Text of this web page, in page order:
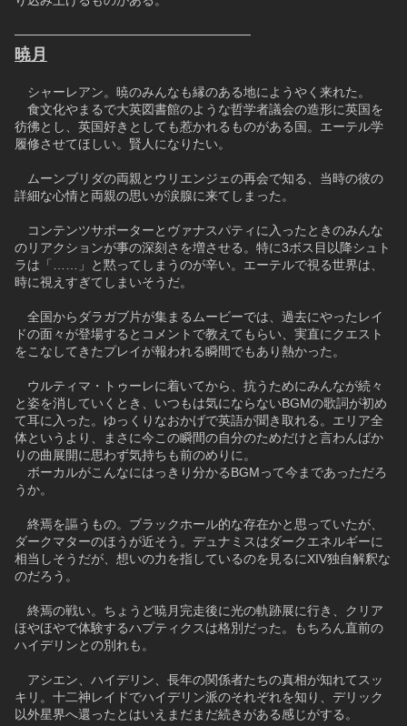
──────────────────────────
暁月
シャーレアン。暁のみんなも縁のある地にようやく来れた。
食文化やまるで大英図書館のような哲学者議会の造形に英国を
彷彿とし、英国好きとしても惹かれるものがある国。エーテル学
履修させてほしい。賢人になりたい。
ムーンブリダの両親とウリエンジェの再会で知る、当時の彼の
詳細な心情と両親の思いが涙腺に来てしまった。
コンテンツサポーターとヴァナスパティに入ったときのみんな
のリアクションが事の深刻さを増させる。特に3ボス目以降シュト
ラは「……」と黙ってしまうのが辛い。エーテルで視る世界は、
時に視えすぎてしまいそうだ。
全国からダラガブ片が集まるムービーでは、過去にやったレイ
ドの面々が登場するとコメントで教えてもらい、実直にクエスト
をこなしてきたプレイが報われる瞬間でもあり熱かった。
ウルティマ・トゥーレに着いてから、抗うためにみんなが続々
と姿を消していくとき、いつもは気にならないBGMの歌詞が初め
て耳に入った。ゆっくりなおかげで英語が聞き取れる。エリア全
体というより、まさに今この瞬間の自分のためだけと言わんばか
りの曲展開に思わず気持ちも前のめりに。
ボーカルがこんなにはっきり分かるBGMって今まであっただろ
うか。
終焉を謳うもの。ブラックホール的な存在かと思っていたが、
ダークマターのほうが近そう。デュナミスはダークエネルギーに
相当しそうだが、想いの力を指しているのを見るにXIV独自解釈な
のだろう。
終焉の戦い。ちょうど暁月完走後に光の軌跡展に行き、クリア
ほやほやで体験するハプティクスは格別だった。もちろん直前の
ハイデリンとの別れも。
アシエン、ハイデリン、長年の関係者たちの真相が知れてスッ
キリ。十二神レイドでハイデリン派のそれぞれを知り、デリック
以外星界へ還ったとはいえまだまだ続きがある感じがする。